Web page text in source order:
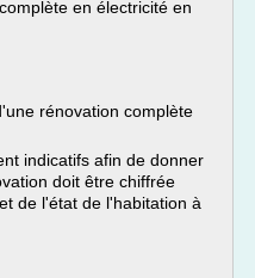
en électricité en
rénovation complète
indicatifs afin de donner
doit être chiffrée
de l'état de l'habitation à